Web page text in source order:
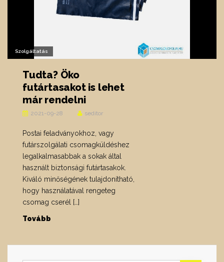
Szolgáltatás
Tudta? Öko
futártasakot is lehet
már rendelni
2021-09-28 seditor
Postai feladványokhoz, vagy
futárszolgálati csomagküldéshez
legalkalmasabbak a sokak által
használt biztonsági futártasakok.
Kiváló minőségének tulajdonítható,
hogy használatával rengeteg
csomag cserél […]
Tovább